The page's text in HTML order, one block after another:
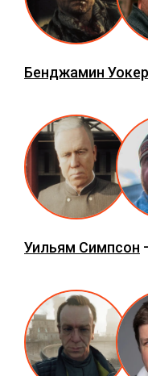
Бенджамин Уокер
Уильям Симпсон